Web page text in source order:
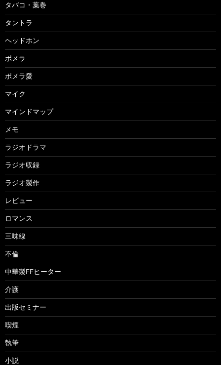
タバコ・葉巻
タントラ
ヘッドホン
ポメラ
ポメラ愛
マイク
マインドマップ
メモ
ラジオドラマ
ラジオ収録
ラジオ製作
レビュー
ロマンス
三味線
不倫
中華製FFヒーター
介護
出版セミナー
喫煙
執筆
小説